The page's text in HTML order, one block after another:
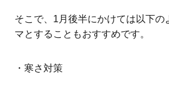
そこで、1月後半にかけては以下の
マとすることもおすすめです。
・寒さ対策